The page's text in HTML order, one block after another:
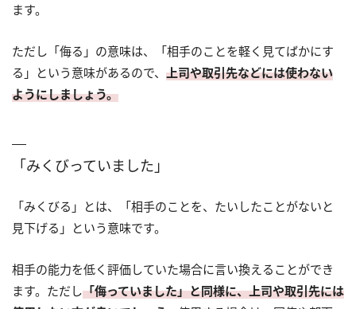
ます。
ただし「侮る」の意味は、「相手のことを軽く見てばかにす
る」という意味があるので、 上司や取引先などには使わない
ようにしましょう。
「みくびっていました」
「みくびる」とは、「相手のことを、たいしたことがないと
見下げる」という意味です。
相手の能力を低く評価していた場合に言い換えることができ
ます。ただし「侮っていました」と同様に、上司や取引先には